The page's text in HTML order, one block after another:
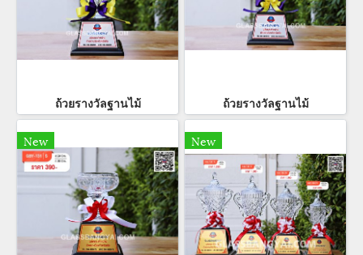
ถ้วยรางวัลฐานไม้ ถ้วยรางวัลฐานไม้
New New